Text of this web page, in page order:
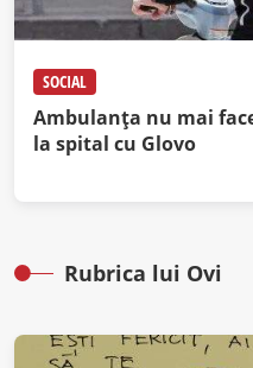
SOCIAL
Ambulanța nu mai
la spital cu Glovo
Rubrica lui Ovi